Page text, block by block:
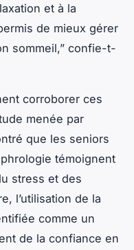
et à la
de mieux gérer
sommeil,” confie-t-
corroborer ces
menée par
que les seniors
témoignent
stress et des
l’utilisation de la
comme un
de la confiance en